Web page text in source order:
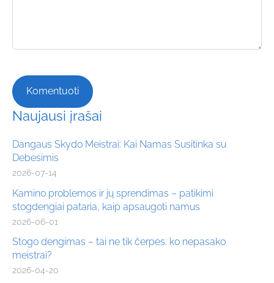
Naujausi įrašai
Dangaus Skydo Meistrai: Kai Namas Susitinka su
Debesimis
2026-07-14
Kamino problemos ir jų sprendimas – patikimi
stogdengiai pataria, kaip apsaugoti namus
2026-06-01
Stogo dengimas – tai ne tik čerpės: ko nepasako
meistrai?
2026-04-20